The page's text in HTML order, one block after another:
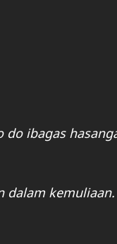
ibagas
dalam